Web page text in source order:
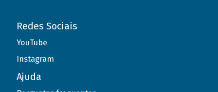
Redes Sociais
YouTube
Instagram
Ajuda